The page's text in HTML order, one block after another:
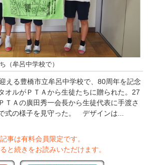
（牟呂中学校で）
える豊橋市立牟呂中学校で、80周年を記念
オルがＰＴＡから生徒たちに贈られた。27
ＴＡの廣田秀一会長から生徒代表に手渡さ
式の様子を見守った。 デザインは...
事は有料会員限定です。
と続きをお読みいただけます。